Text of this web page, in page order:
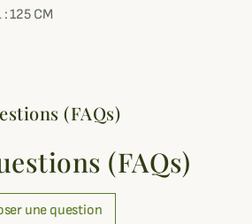
: 125 CM
(FAQs)
(FAQs)
une question